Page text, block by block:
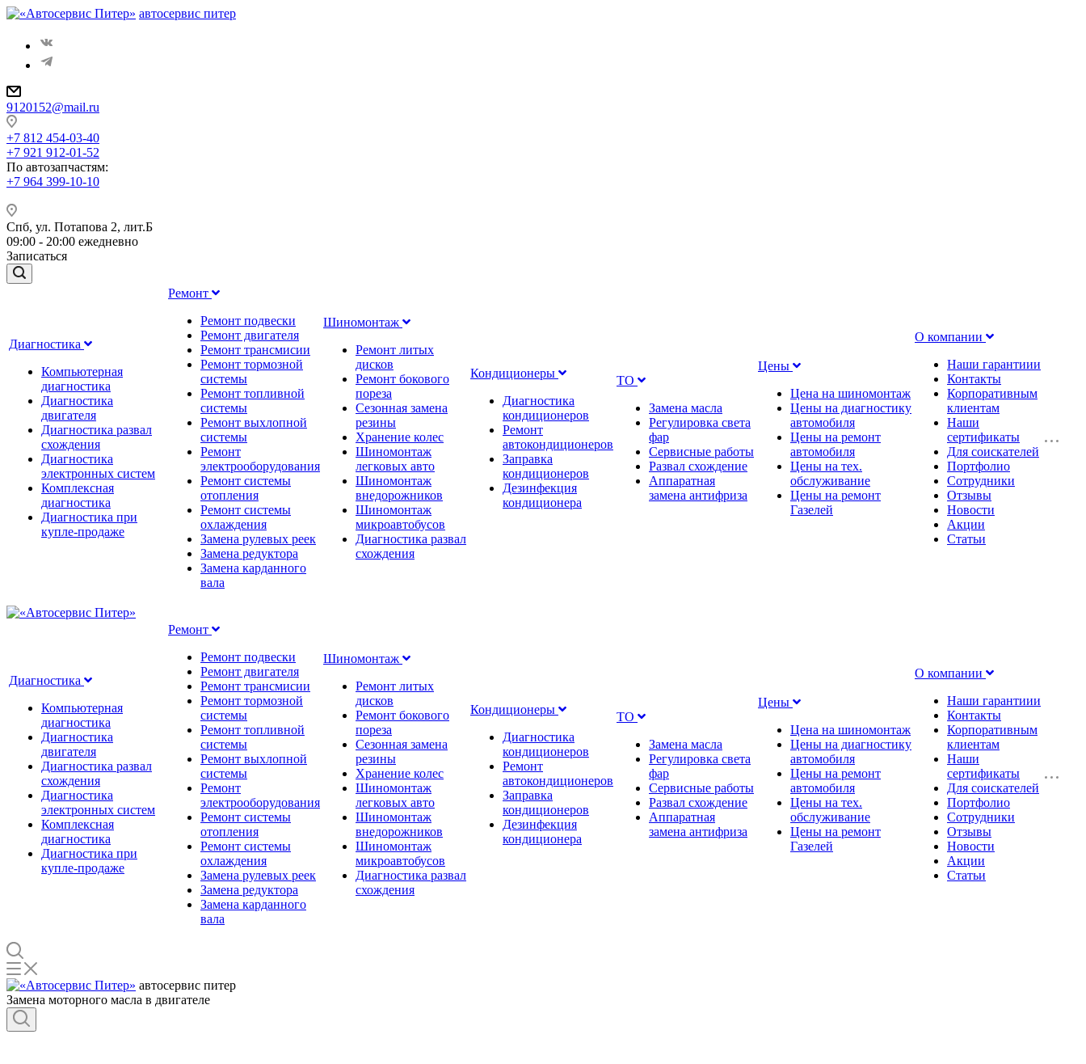
автосервис питер
9120152@mail.ru
+7 812 454-03-40
+7 921 912-01-52
По автозапчастям:
+7 964 399-10-10
Спб, ул. Потапова 2, лит.Б
09:00 - 20:00 ежедневно
Записаться
Диагностика
Компьютерная
диагностика
Диагностика
двигателя
Диагностика развал
схождения
Диагностика
электронных систем
Комплексная
диагностика
Диагностика при
купле-продаже
Ремонт
Ремонт подвески
Ремонт двигателя
Ремонт трансмисии
Ремонт тормозной
системы
Ремонт топливной
системы
Ремонт выхлопной
системы
Ремонт
электрооборудования
Ремонт системы
отопления
Ремонт системы
охлаждения
Замена рулевых реек
Замена редуктора
Замена карданного
вала
Шиномонтаж
Ремонт литых
дисков
Ремонт бокового
пореза
Сезонная замена
резины
Хранение колес
Шиномонтаж
легковых авто
Шиномонтаж
внедорожников
Шиномонтаж
микроавтобусов
Диагностика развал
схождения
Кондиционеры
Диагностика
кондиционеров
Ремонт
автокондиционеров
Заправка
кондиционеров
Дезинфекция
кондиционера
ТО
Замена масла
Регулировка света
фар
Сервисные работы
Развал схождение
Аппаратная
замена антифриза
Цены
Цена на шиномонтаж
Цены на диагностику
автомобиля
Цены на ремонт
автомобиля
Цены на тех.
обслуживание
Цены на ремонт
Газелей
О компании
Наши гарантиии
Контакты
Корпоративным
клиентам
Наши
сертификаты
Для соискателей
Портфолио
Сотрудники
Отзывы
Новости
Акции
Статьи
Диагностика
Компьютерная
диагностика
Диагностика
двигателя
Диагностика развал
схождения
Диагностика
электронных систем
Комплексная
диагностика
Диагностика при
купле-продаже
Ремонт
Ремонт подвески
Ремонт двигателя
Ремонт трансмисии
Ремонт тормозной
системы
Ремонт топливной
системы
Ремонт выхлопной
системы
Ремонт
электрооборудования
Ремонт системы
отопления
Ремонт системы
охлаждения
Замена рулевых реек
Замена редуктора
Замена карданного
вала
Шиномонтаж
Ремонт литых
дисков
Ремонт бокового
пореза
Сезонная замена
резины
Хранение колес
Шиномонтаж
легковых авто
Шиномонтаж
внедорожников
Шиномонтаж
микроавтобусов
Диагностика развал
схождения
Кондиционеры
Диагностика
кондиционеров
Ремонт
автокондиционеров
Заправка
кондиционеров
Дезинфекция
кондиционера
ТО
Замена масла
Регулировка света
фар
Сервисные работы
Развал схождение
Аппаратная
замена антифриза
Цены
Цена на шиномонтаж
Цены на диагностику
автомобиля
Цены на ремонт
автомобиля
Цены на тех.
обслуживание
Цены на ремонт
Газелей
О компании
Наши гарантиии
Контакты
Корпоративным
клиентам
Наши
сертификаты
Для соискателей
Портфолио
Сотрудники
Отзывы
Новости
Акции
Статьи
автосервис питер
Замена моторного масла в двигателе